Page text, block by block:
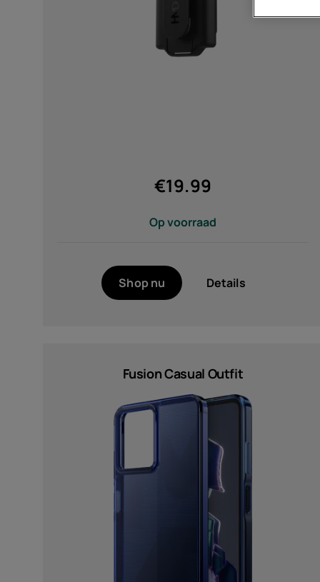
Tot
Blue (1)
Grey (1)
Neon Pink (1)
Functies
100% recycled PC, +60%
recycled TPU (2)
100% recycled silicone and
plastic, 50% recycled microfiber
lining, Magnets for Qi2-compatible
€19.99
Op voorraad
Shop nu Details
Fusion Casual Outfit